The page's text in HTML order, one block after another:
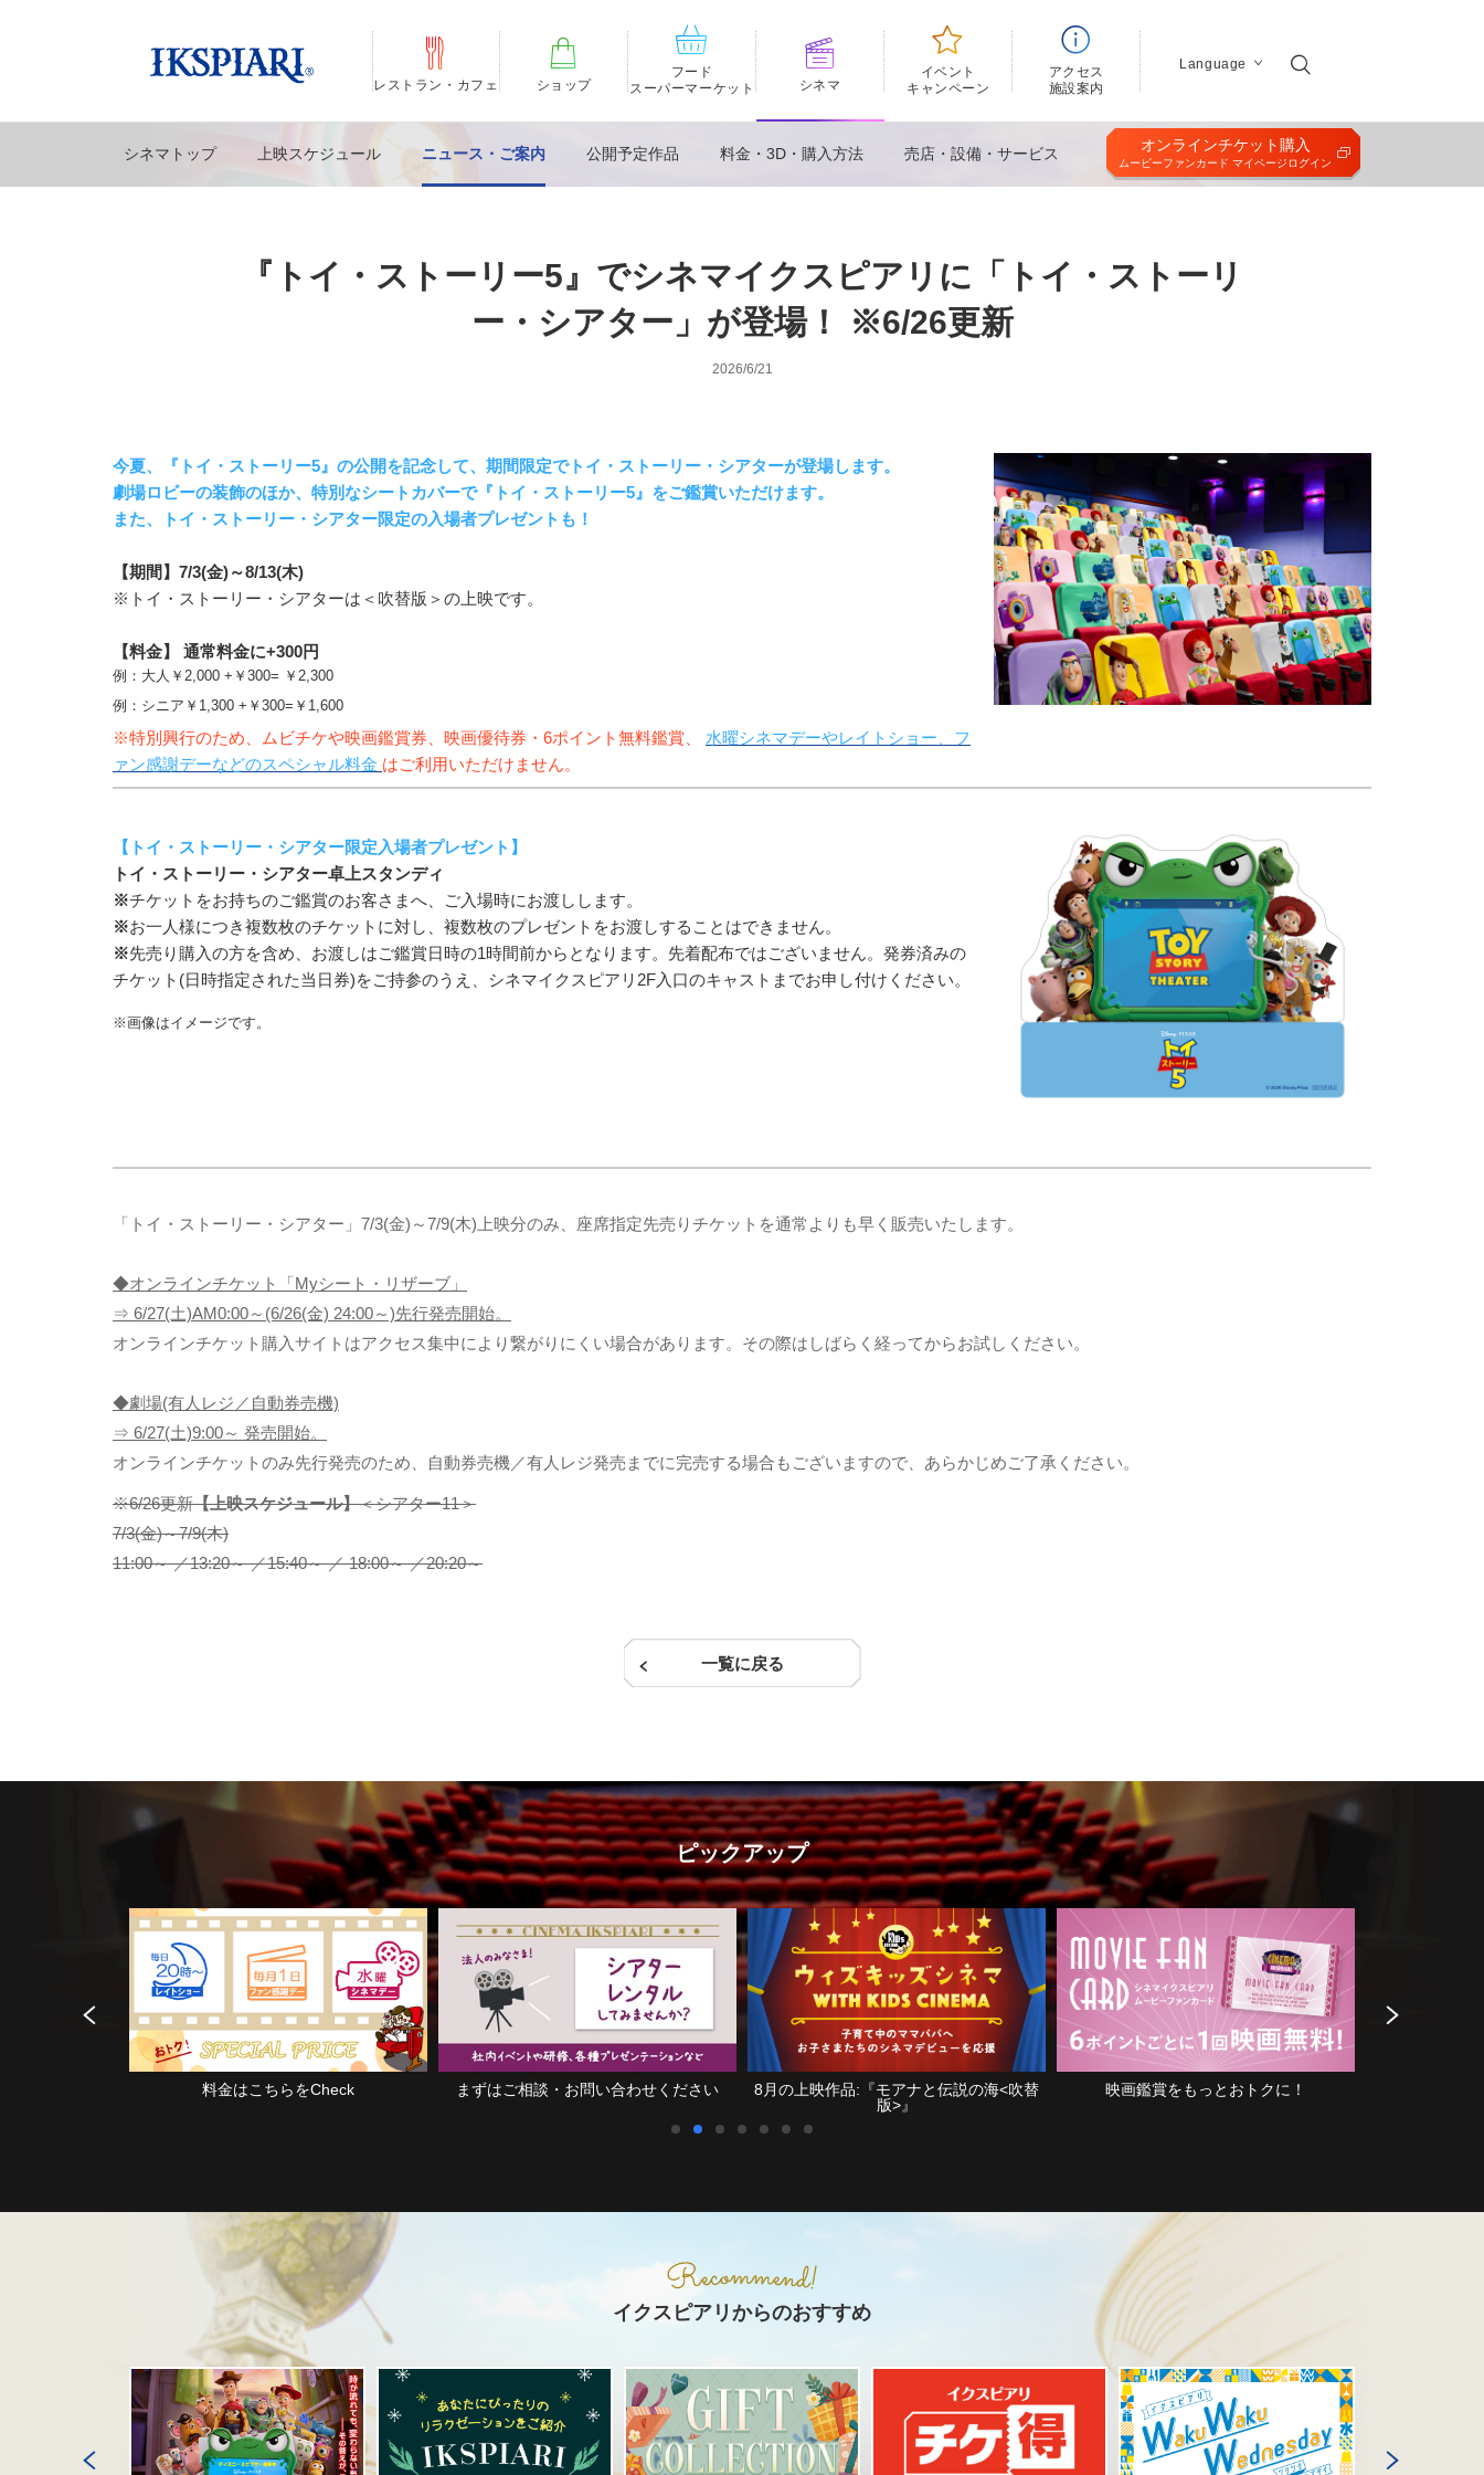
レストラン・カフェ ショップ
フード
スーパーマーケット
シネマ
イベント
キャンペーン
アクセス
施設案内
Language
シネマトップ 上映スケジュール ニュース・ご案内 公開予定作品 料金・3D・購入方法 売店・設備・サービス
オンラインチケット購入
ムービーファンカード マイページログイン
『トイ・ストーリー5』でシネマイクスピアリに「トイ・ストーリ
ー・シアター」が登場！ ※6/26更新
2026/6/21
今夏、『トイ・ストーリー5』の公開を記念して、期間限定でトイ・ストーリー・シアターが登場します。
劇場ロビーの装飾のほか、特別なシートカバーで『トイ・ストーリー5』をご鑑賞いただけます。
また、トイ・ストーリー・シアター限定​​​​​​の入場者プレゼントも！
【期間】7/3(金)～8/13(木)
※トイ・ストーリー・シアターは＜吹替版＞の上映です。
【料金】 通常料金に+300円
例：大人￥2,000 +￥300= ￥2,300
例：シニア￥1,300 +￥300=￥1,600
※特別興行のため、ムビチケや映画鑑賞券、映画優待券・6ポイント無料鑑賞、
水曜シネマデーやレイトショー、フ
ァン感謝デーなどのスペシャル料金 はご利用いただけません。
【トイ・ストーリー・シアター限定入場者プレゼント】
トイ・ストーリー・シアター卓上スタンディ
※チケットをお持ちのご鑑賞のお客さまへ、ご入場時にお渡しします。
※お一人様につき複数枚のチケットに対し、複数枚のプレゼントをお渡しすることはできません。
※先売り購入の方を含め、お渡しはご鑑賞日時の1時間前からとなります。先着配布ではございません。発券済みの
チケット(日時指定された当日券)をご持参のうえ、シネマイクスピアリ2F入口のキャストまでお申し付けください。
※画像はイメージです。
「トイ・ストーリー・シアター」7/3(金)～7/9(木)上映分のみ、座席指定先売りチケットを通常よりも早く販売いたします。
◆オンラインチケット「Myシート・リザーブ」
⇒ 6/27(土)AM0:00～(6/26(金) 24:00～)先行発売開始。
オンラインチケット購入サイトはアクセス集中により繋がりにくい場合があります。その際はしばらく経ってからお試しください。
◆劇場(有人レジ／自動券売機)
⇒ 6/27(土)9:00～ 発売開始。
オンラインチケットのみ先行発売のため、自動券売機／有人レジ発売までに完売する場合もございますので、あらかじめご了承ください。
※6/26更新【上映スケジュール】＜シアター11＞
7/3(金)～7/9(木)
11:00～ ／13:20～ ／15:40～ ／ 18:00～ ／20:20～
一覧に戻る
ピックアップ
まずはご相談・お問い合わせください
8月の上映作品:『モアナと伝説の海<吹替
映画鑑賞をもっとおトクに！ 8月の上映作品:『サイコ』
イクスピアリからのおすすめ